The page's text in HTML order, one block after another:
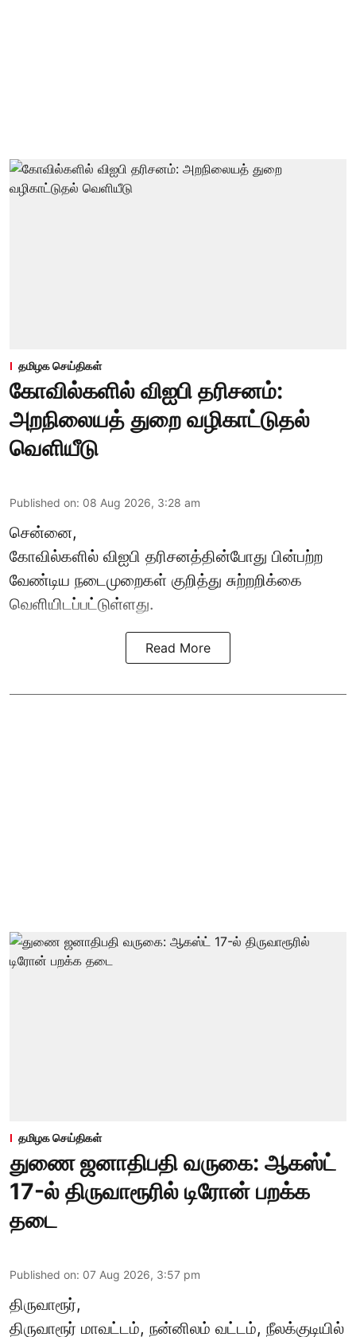
தமிழக செய்திகள்
கோவில்களில் விஐபி தரிசனம்:
அறநிலையத் துறை வழிகாட்டுதல்
வெளியீடு
Published on: 08 Aug 2026, 3:28 am
சென்னை,
கோவில்களில் விஐபி தரிசனத்தின்போது பின்பற்ற
வேண்டிய நடைமுறைகள் குறித்து சுற்றறிக்கை
வெளியிடப்பட்டுள்ளது.
Read More
தமிழக செய்திகள்
துணை ஜனாதிபதி வருகை: ஆகஸ்ட்
17-ல் திருவாரூரில் டிரோன் பறக்க
தடை
Published on: 07 Aug 2026, 3:57 pm
திருவாரூர்,
திருவாரூர் மாவட்டம், நன்னிலம் வட்டம், நீலக்குடியில்